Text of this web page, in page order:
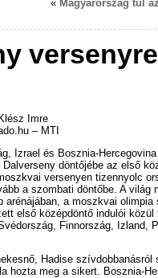
« Magyarország túl
versenyre
Imre
– MTI
Izrael és Bosznia-
döntőjébe az első
versenyen tizennyolc
a szombati döntőbe. A világ
arénájában, a moszkvai olimpia
első középdöntő indulói
Finnország, Izland,
Hadise szívdobbanásról
hozta meg a sikert. Bosznia-